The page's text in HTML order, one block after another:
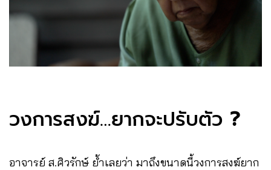
วงการสงฆ์…ยากจะปรับตัว ?
อาจารย์ ส.ศิวรักษ์ ย้ำเลยว่า มาถึงขนาดนี้วงการสงฆ์ยาก